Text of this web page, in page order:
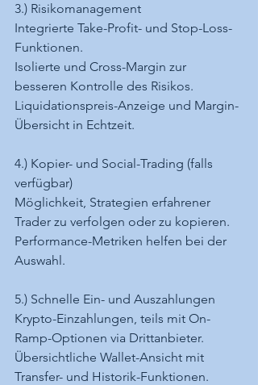
3.) Risikomanagement
Integrierte Take-Profit- und Stop-Loss-
Funktionen.
Isolierte und Cross-Margin zur
besseren Kontrolle des Risikos.
Liquidationspreis-Anzeige und Margin-
Übersicht in Echtzeit.
4.) Kopier- und Social-Trading (falls
verfügbar)
Möglichkeit, Strategien erfahrener
Trader zu verfolgen oder zu kopieren.
Performance-Metriken helfen bei der
Auswahl.
5.) Schnelle Ein- und Auszahlungen
Krypto-Einzahlungen, teils mit On-
Ramp-Optionen via Drittanbieter.
Übersichtliche Wallet-Ansicht mit
Transfer- und Historik-Funktionen.